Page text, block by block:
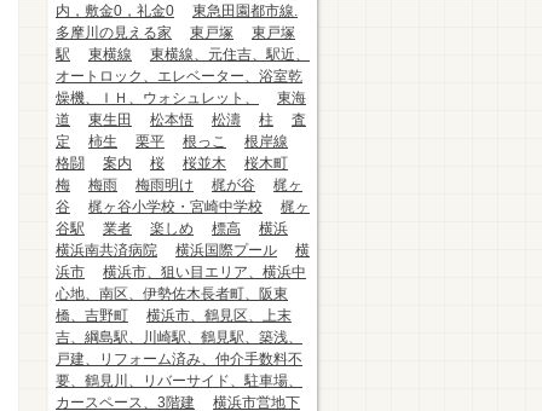
内，敷金0，礼金0
東急田園都市線.
多摩川の見える家
東戸塚
東戸塚
駅
東横線
東横線、元住吉、駅近、
オートロック、エレベーター、浴室乾
燥機、ＩＨ、ウォシュレット、
東海
道
東生田 松本悟 松濤 柱
査
定
柿生 栗平 根っこ
根岸線
格闘
案内 桜 桜並木
桜木町
梅
梅雨 梅雨明け 梶が谷
梶ヶ
谷
梶ヶ谷小学校・宮崎中学校
梶ヶ
谷駅
業者 楽しめ 標高
横浜
横浜南共済病院
横浜国際プール
横
浜市
横浜市、狙い目エリア、横浜中
心地、南区、伊勢佐木長者町、阪東
橋、吉野町
横浜市、鶴見区、上末
吉、綱島駅、川崎駅、鶴見駅、築浅、
戸建、リフォーム済み、仲介手数料不
要、鶴見川、リバーサイド、駐車場、
カースペース、3階建
横浜市営地下